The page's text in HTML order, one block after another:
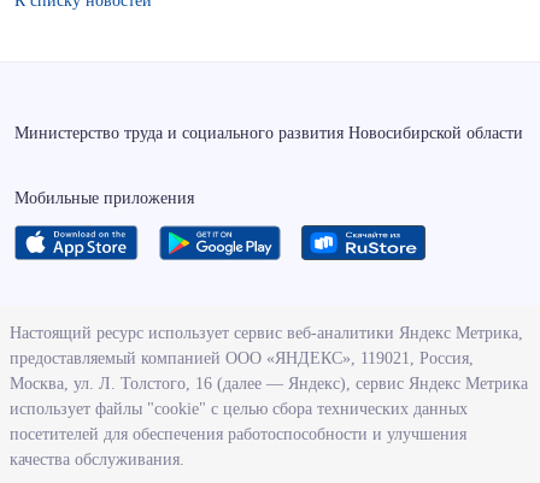
Министерство труда и социального развития Новосибирской области
Мобильные приложения
О ведомстве
Деятельность министерства труда и социального развития
Новосибирской области
Контрольно-надзорная деятельность министерства
Государственные программы, реализуемые министерством
Настоящий ресурс использует сервис веб-аналитики Яндекс Метрика,
предоставляемый компанией ООО «ЯНДЕКС», 119021, Россия,
Москва, ул. Л. Толстого, 16 (далее — Яндекс), сервис Яндекс Метрика
использует файлы "cookie" с целью сбора технических данных
посетителей для обеспечения работоспособности и улучшения
качества обслуживания.